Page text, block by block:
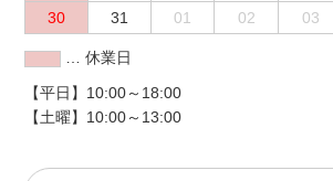
30
31 01 02 03
… 休業日
【平日】10:00～18:00
【土曜】10:00～13:00